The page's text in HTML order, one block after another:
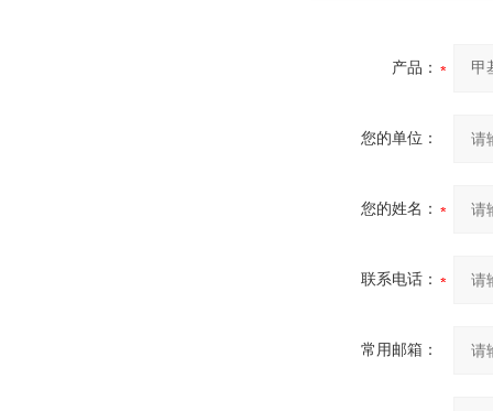
产品：
您的单位：
您的姓名：
联系电话：
常用邮箱：